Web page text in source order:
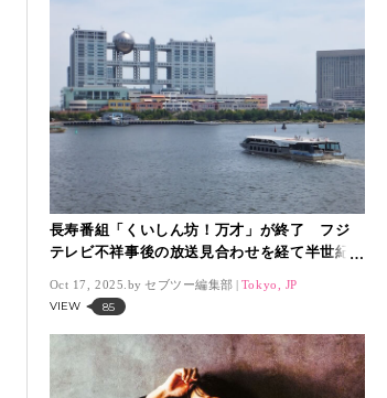
長寿番組「くいしん坊！万才」が終了 フジ
テレビ不祥事後の放送見合わせを経て半世紀
Oct 17, 2025. セブツー編集部 Tokyo, JP
VIEW 85